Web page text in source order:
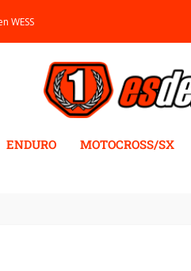
WESS
ENDURO MOTOCROSS/SX